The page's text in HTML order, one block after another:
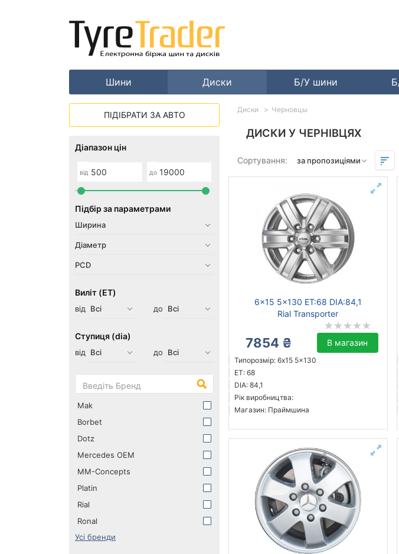
Шини Диски Б/У шини
ДИСКИ У ЧЕРНІВЦЯХ
Сортування:
6x15 5x130 ET:68 DIA:84,1
Rial Transporter
7854 ₴ В магазин
Типорозмір: 6x15 5x130
ET: 68
DIA: 84,1
Рік виробництва:
Магазин: Праймшина
Диски Черновцы
ПІДІБРАТИ ЗА АВТО
Діапазон цін
від до
Підбір за параметрами
Виліт (ET)
від до
Ступиця (dia)
від до
Mak
Borbet
Dotz
Mercedes OEM
MM-Concepts
Platin
Rial
Ronal
Усі бренди